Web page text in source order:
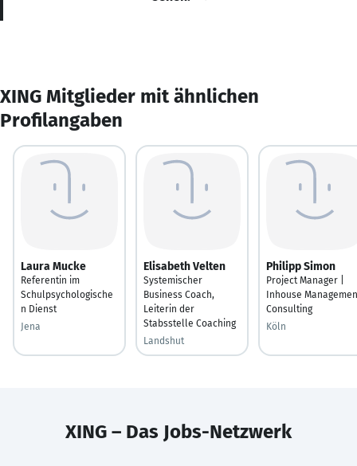
XING Mitglieder mit ähnlichen
Profilangaben
Laura Mucke
Referentin im
Schulpsychologische
n Dienst
Jena
Elisabeth Velten
Systemischer
Business Coach,
Leiterin der
Stabsstelle Coaching
Landshut
Philipp Simon
Project Manager |
Inhouse
Consulting
Köln
XING – Das Jobs-Netzwerk